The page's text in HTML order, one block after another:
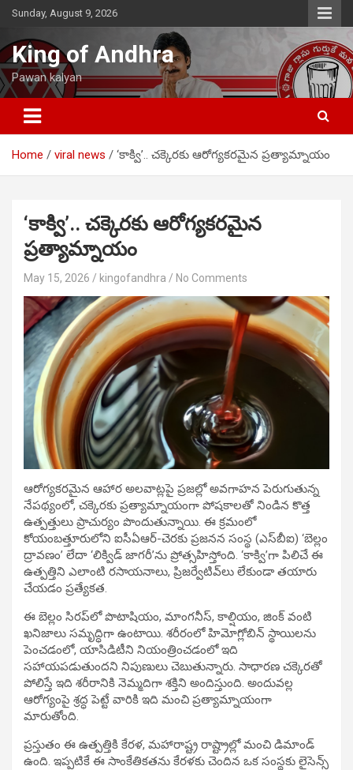
Skip
content
Sunday, August 9, 2026
King of Andhra
Pawan kalyan
Home viral news ‘కాక్వి’.. చక్కెరకు ఆరోగ్యకరమైన ప్రత్యామ్నాయం
‘కాక్వి’.. చక్కెరకు ఆరోగ్యకరమైన
ప్రత్యామ్నాయం
May 15, 2026 kingofandhra No Comments
ఆరోగ్యకరమైన ఆహార అలవాట్లపై ప్రజల్లో అవగాహన పెరుగుతున్న
నేపథ్యంలో, చక్కెరకు ప్రత్యామ్నాయంగా పోషకాలతో నిండిన కొత్త
ఉత్పత్తులు ప్రాచుర్యం పొందుతున్నాయి. ఈ క్రమంలో
కోయంబత్తూరులోని ఐసీఏఆర్-చెరకు ప్రజనన సంస్థ (ఎస్‌బీఐ) ‘బెల్లం
ద్రావణం’ లేదా ‘లిక్విడ్ జాగరీ’ను ప్రోత్సహిస్తోంది. ‘కాక్వి’గా పిలిచే ఈ
ఉత్పత్తిని ఎలాంటి రసాయనాలు, ప్రిజర్వేటివ్‌లు లేకుండా తయారు
చేయడం ప్రత్యేకత.
ఈ బెల్లం సిరప్‌లో పొటాషియం, మాంగనీస్, కాల్షియం, జింక్ వంటి
ఖనిజాలు సమృద్ధిగా ఉంటాయి. శరీరంలో హిమోగ్లోబిన్ స్థాయిలను
పెంచడంలో, యాసిడిటీని నియంత్రించడంలో ఇది
సహాయపడుతుందని నిపుణులు చెబుతున్నారు. సాధారణ చక్కెరతో
పోలిస్తే ఇది శరీరానికి నెమ్మదిగా శక్తిని అందిస్తుంది. అందువల్ల
ఆరోగ్యంపై శ్రద్ధ పెట్టే వారికి ఇది మంచి ప్రత్యామ్నాయంగా
మారుతోంది.
ప్రస్తుతం ఈ ఉత్పత్తికి కేరళ, మహారాష్ట్ర రాష్ట్రాల్లో మంచి డిమాండ్
ఉంది. ఇప్పటికే ఈ సాంకేతికతను కేరళకు చెందిన ఒక సంస్థకు లైసెన్స్